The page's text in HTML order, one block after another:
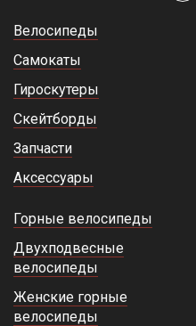
Велосипеды
Самокаты
Гироскутеры
Скейтборды
Запчасти
Аксессуары
Горные велосипеды
Двухподвесные
велосипеды
Женские горные
велосипеды